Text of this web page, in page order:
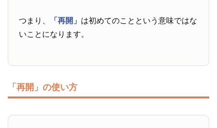
つまり、 「再開」 は初めてのことという意味ではな
いことになります。
「再開」の使い方